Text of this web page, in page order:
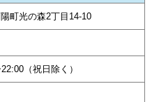
町光の森2丁目14-10
（祝日除く）